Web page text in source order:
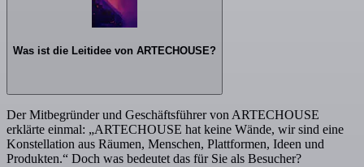
Was ist die Leitidee von ARTECHOUSE?
Der Mitbegründer und Geschäftsführer von ARTECHOUSE
erklärte einmal: „ARTECHOUSE hat keine Wände, wir sind eine
Konstellation aus Räumen, Menschen, Plattformen, Ideen und
Produkten.“ Doch was bedeutet das für Sie als Besucher?